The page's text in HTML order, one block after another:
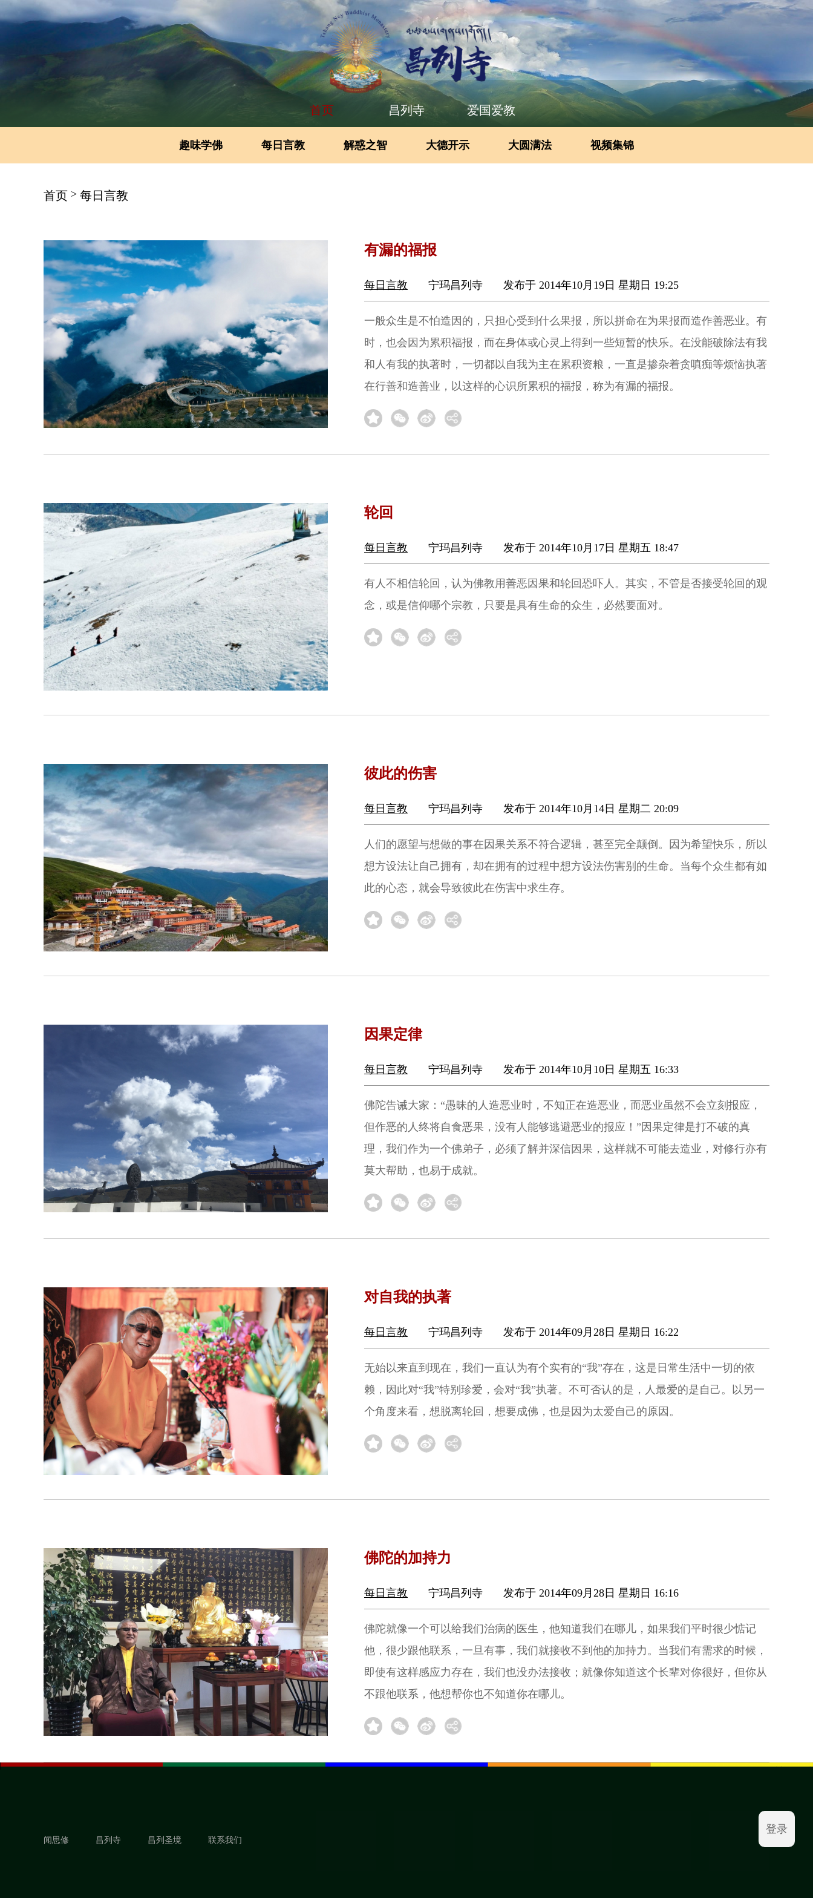
首页 昌列寺 爱国爱教
趣味学佛 每日言教 解惑之智 大德开示 大圆满法 视频集锦
首页 > 每日言教
有漏的福报
每日言教 宁玛昌列寺 发布于 2014年10月19日 星期日 19:25
一般众生是不怕造因的，只担心受到什么果报，所以拼命在为果报而造作善恶业。有
时，也会因为累积福报，而在身体或心灵上得到一些短暂的快乐。在没能破除法有我
和人有我的执著时，一切都以自我为主在累积资粮，一直是掺杂着贪嗔痴等烦恼执著
在行善和造善业，以这样的心识所累积的福报，称为有漏的福报。
轮回
每日言教 宁玛昌列寺 发布于 2014年10月17日 星期五 18:47
有人不相信轮回，认为佛教用善恶因果和轮回恐吓人。其实，不管是否接受轮回的观
念，或是信仰哪个宗教，只要是具有生命的众生，必然要面对。
彼此的伤害
每日言教 宁玛昌列寺 发布于 2014年10月14日 星期二 20:09
人们的愿望与想做的事在因果关系不符合逻辑，甚至完全颠倒。因为希望快乐，所以
想方设法让自己拥有，却在拥有的过程中想方设法伤害别的生命。当每个众生都有如
此的心态，就会导致彼此在伤害中求生存。
因果定律
每日言教 宁玛昌列寺 发布于 2014年10月10日 星期五 16:33
佛陀告诫大家：“愚昧的人造恶业时，不知正在造恶业，而恶业虽然不会立刻报应，
但作恶的人终将自食恶果，没有人能够逃避恶业的报应！”因果定律是打不破的真
理，我们作为一个佛弟子，必须了解并深信因果，这样就不可能去造业，对修行亦有
莫大帮助，也易于成就。
对自我的执著
每日言教 宁玛昌列寺 发布于 2014年09月28日 星期日 16:22
无始以来直到现在，我们一直认为有个实有的“我”存在，这是日常生活中一切的依
赖，因此对“我”特别珍爱，会对“我”执著。不可否认的是，人最爱的是自己。以另一
个角度来看，想脱离轮回，想要成佛，也是因为太爱自己的原因。
佛陀的加持力
每日言教 宁玛昌列寺 发布于 2014年09月28日 星期日 16:16
佛陀就像一个可以给我们治病的医生，他知道我们在哪儿，如果我们平时很少惦记
他，很少跟他联系，一旦有事，我们就接收不到他的加持力。当我们有需求的时候，
即使有这样感应力存在，我们也没办法接收；就像你知道这个长辈对你很好，但你从
不跟他联系，他想帮你也不知道你在哪儿。
闻思修 昌列寺 昌列圣境 联系我们
登录